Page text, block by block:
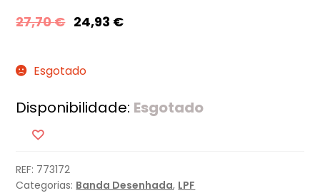
27,70€ 24,93 €
Esgotado
Disponibilidade: Esgotado
REF: 773172
Categorias: Banda Desenhada, LPF